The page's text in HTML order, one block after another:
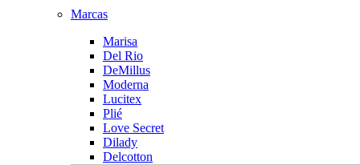
Marcas
Marisa
Del Rio
DeMillus
Moderna
Lucitex
Plié
Love Secret
Dilady
Delcotton